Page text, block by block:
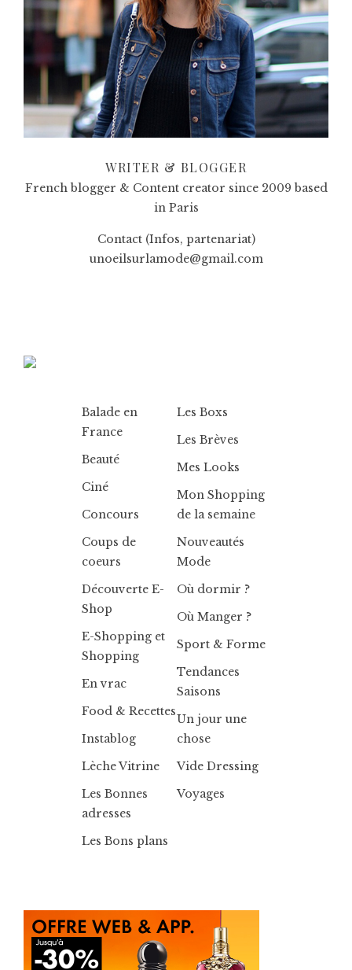
WRITER & BLOGGER
French blogger & Content creator since 2009 based
in Paris
Contact (Infos, partenariat)
unoeilsurlamode@gmail.com
Balade en
France
Beauté
Ciné
Concours
Coups de
coeurs
Découverte E-
Shop
E-Shopping et
Shopping
En vrac
Food & Recettes
Instablog
Lèche Vitrine
Les Bonnes
adresses
Les Bons plans
Les Boxs
Les Brèves
Mes Looks
Mon Shopping
de la semaine
Nouveautés
Mode
Où dormir ?
Où Manger ?
Sport & Forme
Tendances
Saisons
Un jour une
chose
Vide Dressing
Voyages